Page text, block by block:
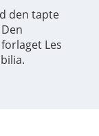
den tapte
Les